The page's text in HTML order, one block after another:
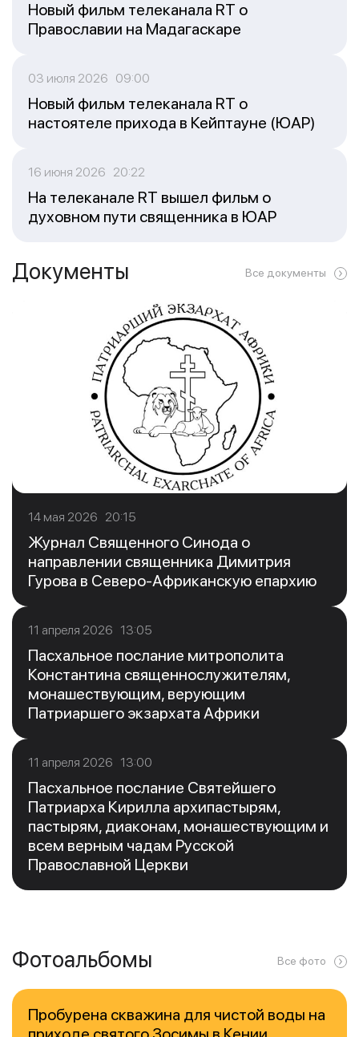
Новый фильм телеканала RT о
Православии на Мадагаскаре
03 июля 2026 09:00
Новый фильм телеканала RT о
настоятеле прихода в Кейптауне (ЮАР)
16 июня 2026 20:22
На телеканале RT вышел фильм о
духовном пути священника в ЮАР
Документы Все документы
14 мая 2026 20:15
Журнал Священного Синода о
направлении священника Димитрия
Гурова в Северо-Африканскую епархию
11 апреля 2026 13:05
Пасхальное послание митрополита
Константина священнослужителям,
монашествующим, верующим
Патриаршего экзархата Африки
11 апреля 2026 13:00
Пасхальное послание Святейшего
Патриарха Кирилла архипастырям,
пастырям, диаконам, монашествующим и
всем верным чадам Русской
Православной Церкви
Фотоальбомы Все фото
Пробурена скважина для чистой воды на